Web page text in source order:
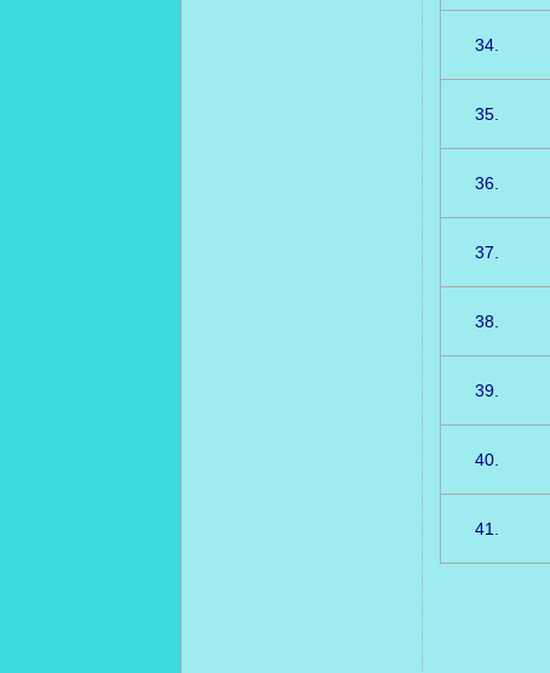
34.
35.
36.
37.
38.
39.
40.
41.